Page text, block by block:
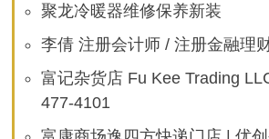
聚龙冷暖器维修保养新装
李倩 注册会计师 / 注册金融理
富记杂货店 Fu Kee Trading
477-4101